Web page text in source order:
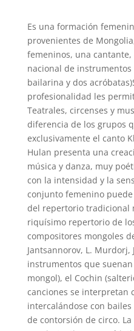
Es una formación
provenientes de
femeninos, una
nacional de
bailarina y dos
profesionalidad les
Teatrales, circenses y
diferencia de los grupos
exclusivamente el canto
Hulan presenta una
música y danza, muy
con la intensidad y la
conjunto femenino
del repertorio tradicional
riquísimo repertorio de
compositores mongoles
Jantsannorov, L. Murdorj,
instrumentos que
mongol), el Cochin
canciones se interpretan
intercalándose con
de contorsión de circo.